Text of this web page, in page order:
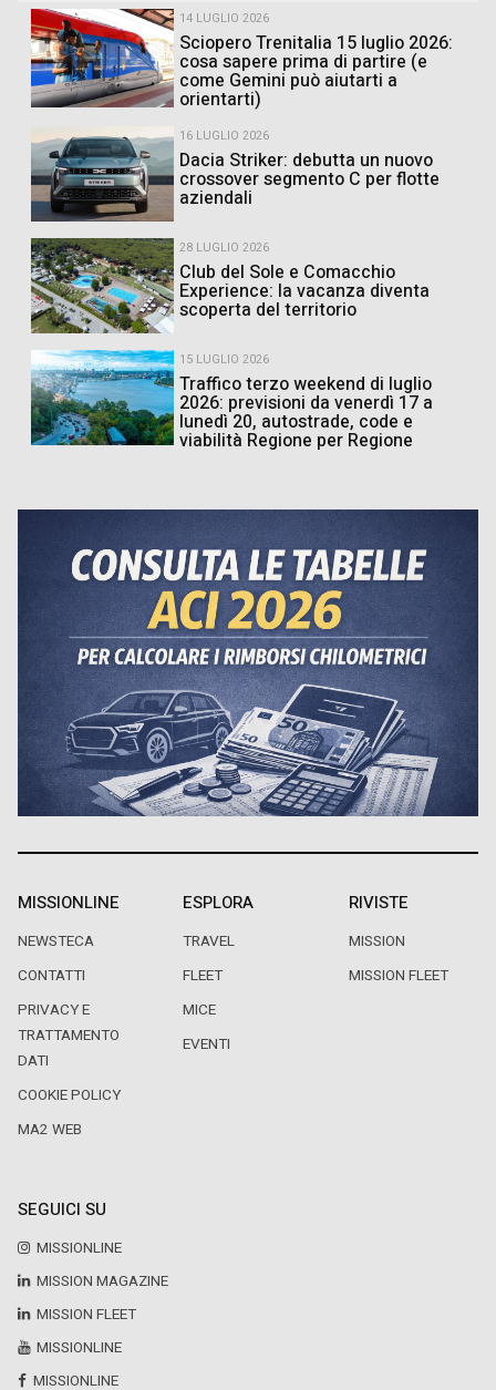
14 LUGLIO 2026
Sciopero Trenitalia 15 luglio 2026:
cosa sapere prima di partire (e
come Gemini può aiutarti a
orientarti)
16 LUGLIO 2026
Dacia Striker: debutta un nuovo
crossover segmento C per flotte
aziendali
28 LUGLIO 2026
Club del Sole e Comacchio
Experience: la vacanza diventa
scoperta del territorio
15 LUGLIO 2026
Traffico terzo weekend di luglio
2026: previsioni da venerdì 17 a
lunedì 20, autostrade, code e
viabilità Regione per Regione
MISSIONLINE
NEWSTECA
CONTATTI
PRIVACY E
TRATTAMENTO
DATI
COOKIE POLICY
MA2 WEB
ESPLORA
TRAVEL
FLEET
MICE
EVENTI
RIVISTE
MISSION
MISSION FLEET
SEGUICI SU
MISSIONLINE
MISSION MAGAZINE
MISSION FLEET
MISSIONLINE
MISSIONLINE